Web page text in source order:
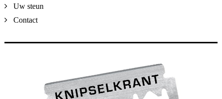
Uw steun
Contact